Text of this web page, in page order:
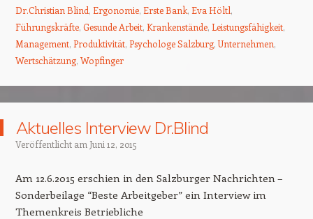
Dr.Christian Blind, Ergonomie, Erste Bank, Eva Höltl,
Führungskräfte, Gesunde Arbeit, Krankenstände, Leistungsfähigkeit,
Management, Produktivität, Psychologe Salzburg,Unternehmen,
Wertschätzung, Wopfinger
Aktuelles Interview Dr.Blind
Veröffentlicht am Juni 12, 2015
Am 12.6.2015 erschien in den Salzburger Nachrichten –
Sonderbeilage “Beste Arbeitgeber” ein Interview im
Themenkreis Betriebliche